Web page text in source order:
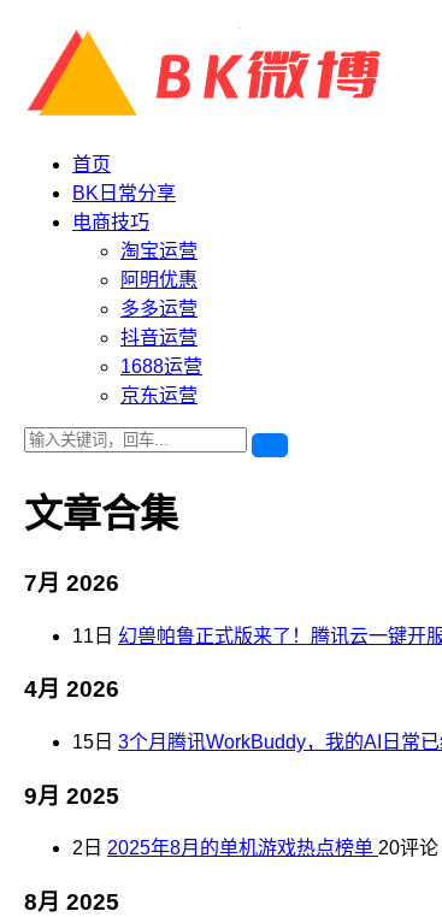
首页
BK日常分享
电商技巧
淘宝运营
阿明优惠
多多运营
抖音运营
1688运营
京东运营
文章合集
7月 2026
11日 幻兽帕鲁正式版来了！腾讯云一键开
4月 2026
15日 3个月腾讯WorkBuddy，我的AI日常
9月 2025
2日 2025年8月的单机游戏热点榜单 20评论
8月 2025